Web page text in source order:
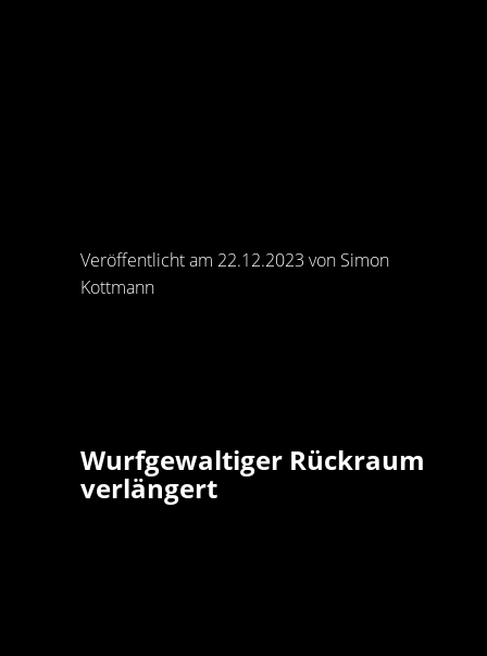
Veröffentlicht am 22.12.2023 von Simon
Kottmann
Wurfgewaltiger Rückraum
verlängert